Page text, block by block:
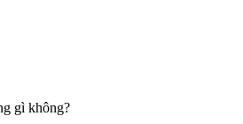
gì không?